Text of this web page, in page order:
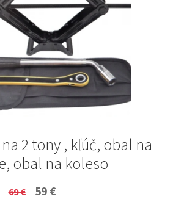
2 tony , kľúč, obal na
obal na koleso
69€
Original
59 €